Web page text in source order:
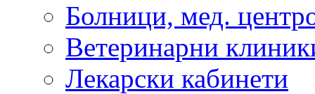
Болници, мед.
Ветеринарни
Лекарски кабинети